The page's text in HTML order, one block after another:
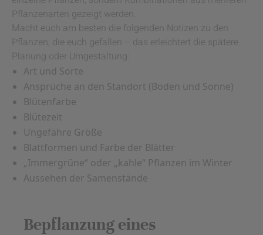
Pflanzenarten gezeigt werden.
Macht euch am besten die folgenden Notizen zu den
Pflanzen, die euch gefallen – das erleichtert die spätere
Planung oder Umgestaltung:
Art und Sorte
Ansprüche an den Standort (Boden und Sonne)
Blütenfarbe
Blütezeit
Ungefähre Größe
Blattformen und Farbe der Blätter
„Immergrüne“ oder „kahle“ Pflanzen im Winter
Aussehen der Samenstände
Bepflanzung eines